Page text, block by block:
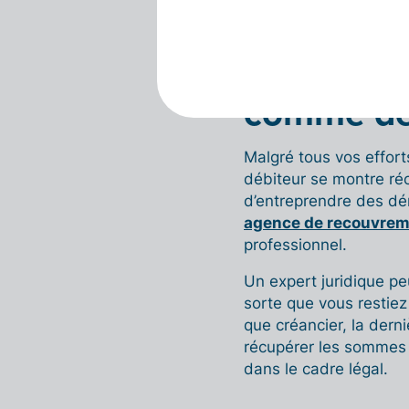
Le
comme
Malgré tous vos
débiteur se montre
d’entreprendre des
agence de
professionnel.
Un expert juridique
sorte que vous
que créancier, la
récupérer les
dans le cadre légal.